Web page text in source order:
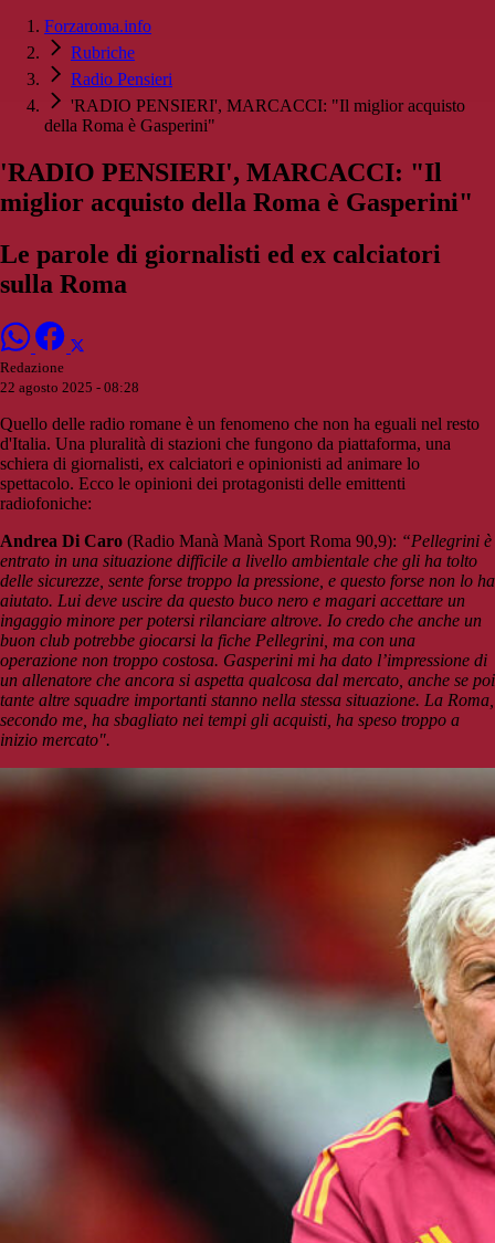
Forzaroma.info
Rubriche
Radio Pensieri
'RADIO PENSIERI', MARCACCI: "Il miglior acquisto
della Roma è Gasperini"
'RADIO PENSIERI', MARCACCI: "Il
miglior acquisto della Roma è Gasperini"
Le parole di giornalisti ed ex calciatori
sulla Roma
Redazione
22 agosto 2025 - 08:28
Quello delle radio romane è un fenomeno che non ha eguali nel resto
d'Italia. Una pluralità di stazioni che fungono da piattaforma, una
schiera di giornalisti, ex calciatori e opinionisti ad animare lo
spettacolo. Ecco le opinioni dei protagonisti delle emittenti
radiofoniche:
Andrea Di Caro (Radio Manà Manà Sport Roma 90,9): “Pellegrini è
entrato in una situazione difficile a livello ambientale che gli ha tolto
delle sicurezze, sente forse troppo la pressione, e questo forse non lo ha
aiutato. Lui deve uscire da questo buco nero e magari accettare un
ingaggio minore per potersi rilanciare altrove. Io credo che anche un
buon club potrebbe giocarsi la fiche Pellegrini, ma con una
operazione non troppo costosa. Gasperini mi ha dato l’impressione di
un allenatore che ancora si aspetta qualcosa dal mercato, anche se poi
tante altre squadre importanti stanno nella stessa situazione. La Roma,
secondo me, ha sbagliato nei tempi gli acquisti, ha speso troppo a
inizio mercato".